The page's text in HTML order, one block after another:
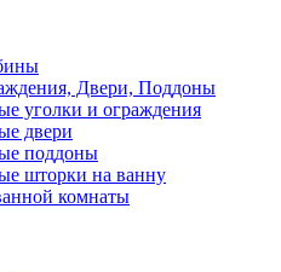
Двери, Поддоны
уголки и ограждения
двери
поддоны
шторки на ванну
комнаты